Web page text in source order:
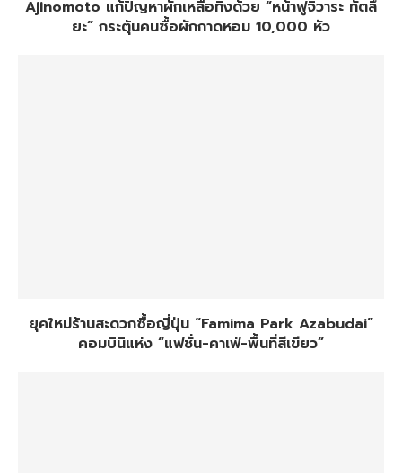
Ajinomoto แก้ปัญหาผักเหลือทิ้งด้วย “หน้าฟูจิวาระ ทัตสึ
ยะ” กระตุ้นคนซื้อผักกาดหอม 10,000 หัว
ยุคใหม่ร้านสะดวกซื้อญี่ปุ่น “Famima Park Azabudai”
คอมบินิแห่ง “แฟชั่น-คาเฟ่-พื้นที่สีเขียว”